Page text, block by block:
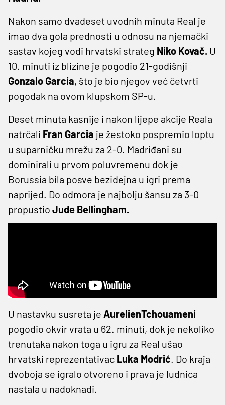
Nakon samo dvadeset uvodnih minuta Real je
imao dva gola prednosti u odnosu na njemački
sastav kojeg vodi hrvatski strateg Niko Kovač. U
10. minuti iz blizine je pogodio 21-godišnji
Gonzalo Garcia, što je bio njegov već četvrti
pogodak na ovom klupskom SP-u.
Deset minuta kasnije i nakon lijepe akcije Reala
natrčali Fran Garcia je žestoko pospremio loptu
u suparničku mrežu za 2-0. Madriđani su
dominirali u prvom poluvremenu dok je
Borussia bila posve bezidejna u igri prema
naprijed. Do odmora je najbolju šansu za 3-0
propustio Jude Bellingham.
U nastavku susreta je AurelienTchouameni
pogodio okvir vrata u 62. minuti, dok je nekoliko
trenutaka nakon toga u igru za Real ušao
hrvatski reprezentativac Luka Modrić. Do kraja
dvoboja se igralo otvoreno i prava je ludnica
nastala u nadoknadi.